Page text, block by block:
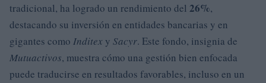
tradicional, ha logrado un rendimiento del 26%,
destacando su inversión en entidades bancarias y en
gigantes como Inditex y Sacyr. Este fondo, insignia de
Mutuactivos, muestra cómo una gestión bien enfocada
puede traducirse en resultados favorables, incluso en un